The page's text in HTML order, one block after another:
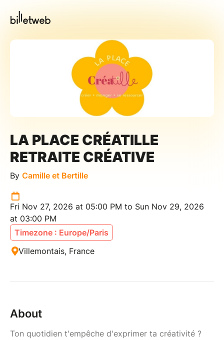
LA PLACE CRÉATILLE
RETRAITE CRÉATIVE
By Camille et Bertille
Fri Nov 27, 2026 at 05:00 PM to Sun Nov 29, 2026
at 03:00 PM
Timezone : Europe/Paris
Villemontais, France
About
Ton quotidien t'empêche d'exprimer ta créativité ?